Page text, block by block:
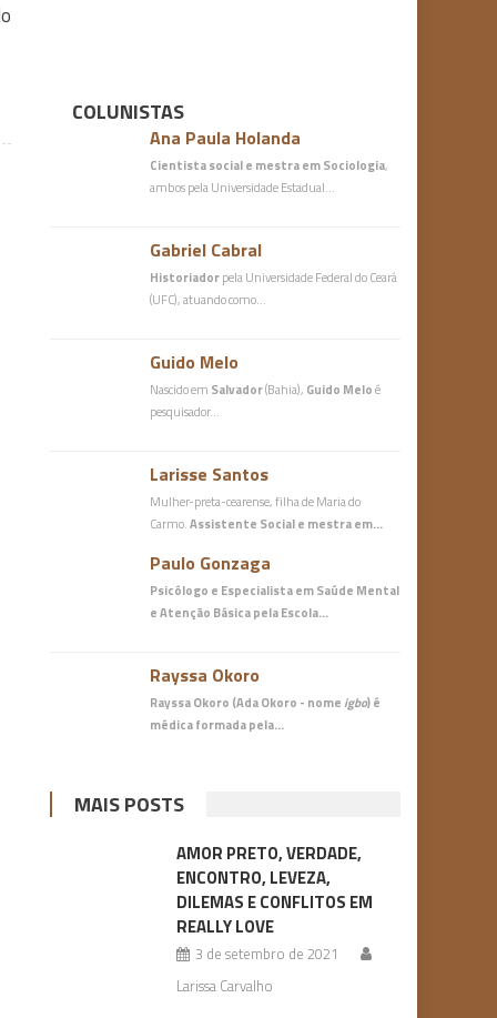
COLUNISTAS
Ana Paula Holanda
Cientista social e mestra em Sociologia,
ambos pela Universidade Estadual…
Gabriel Cabral
Historiadorpela Universidade Federal do Ceará
(UFC), atuando como…
Guido Melo
Nascido em Salvador(Bahia), Guido Meloé
pesquisador…
Larisse Santos
Mulher-preta-cearense, filha de Maria do
Carmo.Assistente Social e mestra em…
Paulo Gonzaga
Psicólogo e Especialista em Saúde Mental
e Atenção Básicapela Escola…
Rayssa Okoro
Rayssa Okoro (Ada Okoro - nome igbo) é
médicaformada pela…
MAIS POSTS
AMOR PRETO, VERDADE,
ENCONTRO, LEVEZA,
DILEMAS E CONFLITOS EM
REALLY LOVE
3 de setembro de 2021
Larissa Carvalho